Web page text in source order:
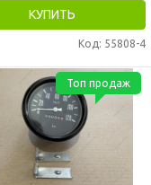
КУПИТЬ
Код: 55808-4
Топ продаж